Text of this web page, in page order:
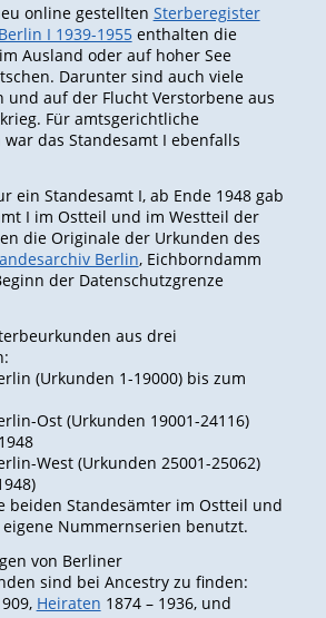
online gestellten Sterberegister
I 1939-1955enthalten die
Ausland oder auf hoher See
Darunter sind auch viele
und auf der Flucht Verstorbene aus
Für amtsgerichtliche
das Standesamt I ebenfalls
ein Standesamt I, ab Ende 1948 gab
I im Ostteil und im Westteil der
die Originale der Urkunden des
Berlin, Eichborndamm
der Datenschutzgrenze
aus drei
(Urkunden 1-19000) bis zum
Ost (Urkunden 19001-24116)
West (Urkunden 25001-25062)
beiden Standesämter im Ostteil und
Nummernserien benutzt.
von Berliner
sind bei Ancestry zu finden:
Heiraten 1874 – 1936, und